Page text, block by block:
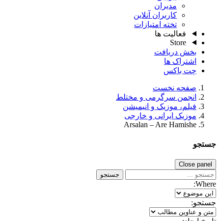
مدیران
کاربران آنلاین
تخته امتیازات
فعالیت ها
Store
بخش دریافت
اشتراک ها
چت باکس
صفحه نخست
انجمن سرگرمی و مختلط
فیلم، موزیک و انیمیشن
موزیک ایرانی و خارجی
Arsalan – Are Hamishe
جستجو
Close panel
جستجو
Where:
جستجو: